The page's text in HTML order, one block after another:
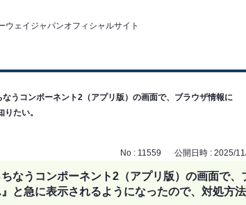
なうコンポーネント2（アプリ版）の画面で、ブラウザ情報に
たい。
No : 11559 公開日時 : 2025/
なうコンポーネント2（アプリ版）の画面で、
と急に表示されるようになったので、対処方法